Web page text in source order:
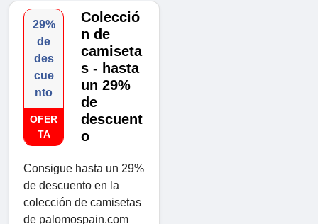
29%
de
des
cue
nto
OFER
TA
Colecció
n de
camiseta
s - hasta
un 29%
de
descuent
o
Consigue hasta un 29%
de descuento en la
colección de camisetas
de palomospain.com